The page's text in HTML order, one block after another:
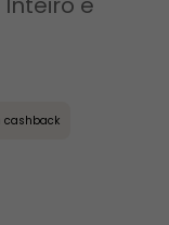
cashback